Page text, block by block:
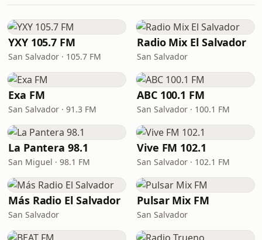
YXY 105.7 FM
San Salvador · 105.7 FM
Radio Mix El Salvador
San Salvador
Exa FM
San Salvador · 91.3 FM
ABC 100.1 FM
San Salvador · 100.1 FM
La Pantera 98.1
San Miguel · 98.1 FM
Vive FM 102.1
San Salvador · 102.1 FM
Más Radio El Salvador
San Salvador
Pulsar Mix FM
San Salvador